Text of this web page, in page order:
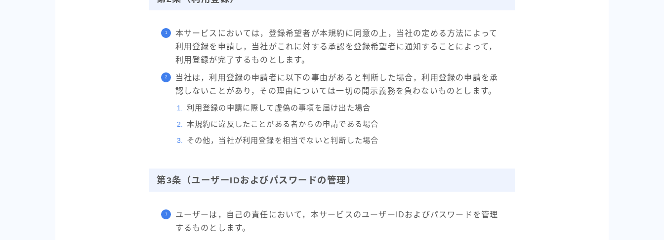
本サービスにおいては，登録希望者が本規約に同意の上，当社の定める方法によって
利用登録を申請し，当社がこれに対する承認を登録希望者に通知することによって，
利用登録が完了するものとします。
当社は，利用登録の申請者に以下の事由があると判断した場合，利用登録の申請を承
認しないことがあり，その理由については一切の開示義務を負わないものとします。
利用登録の申請に際して虚偽の事項を届け出た場合
本規約に違反したことがある者からの申請である場合
その他，当社が利用登録を相当でないと判断した場合
第3条（ユーザーIDおよびパスワードの管理）
ユーザーは，自己の責任において，本サービスのユーザーIDおよびパスワードを管理
するものとします。